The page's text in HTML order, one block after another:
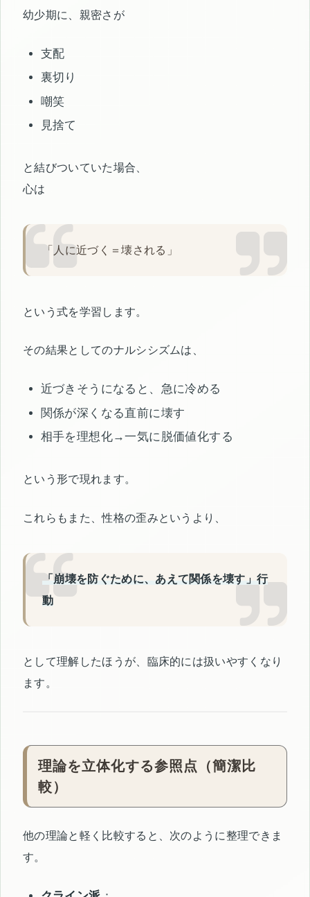
幼少期に、親密さが
支配
裏切り
嘲笑
見捨て
と結びついていた場合、
心は
「人に近づく＝壊される」
という式を学習します。
その結果としてのナルシシズムは、
近づきそうになると、急に冷める
関係が深くなる直前に壊す
相手を理想化→一気に脱価値化する
という形で現れます。
これらもまた、性格の歪みというより、
「崩壊を防ぐために、あえて関係を壊す」行
動
として理解したほうが、臨床的には扱いやすくなり
ます。
理論を立体化する参照点（簡潔比
較）
他の理論と軽く比較すると、次のように整理できま
す。